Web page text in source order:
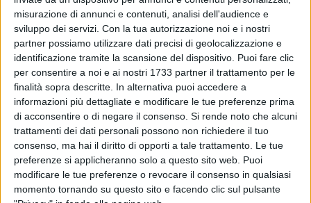
misurazione di annunci e contenuti, analisi dell'audience e
sviluppo dei servizi. Con la tua autorizzazione noi e i nostri
partner possiamo utilizzare dati precisi di geolocalizzazione e
identificazione tramite la scansione del dispositivo. Puoi fare clic
per consentire a noi e ai nostri 1733 partner il trattamento per le
finalità sopra descritte. In alternativa puoi accedere a
informazioni più dettagliate e modificare le tue preferenze prima
di acconsentire o di negare il consenso. Si rende noto che alcuni
trattamenti dei dati personali possono non richiedere il tuo
consenso, ma hai il diritto di opporti a tale trattamento. Le tue
preferenze si applicheranno solo a questo sito web. Puoi
modificare le tue preferenze o revocare il consenso in qualsiasi
momento tornando su questo sito e facendo clic sul pulsante
fisiologico , che spesso è vissuto come tabù e a volte con
poca consapevolezza.
L'incontro informativo tutto al femminile, pensato per
mamme e figlie, è stato introdotto dal dirigente scolastico
professoressaLucia Scarcelliche ha particolarmente
appezzato il lavoro svolto della sezione di Bisceglie della
Fidapa-Bpw, presieduta dalla dottoressaLia Storelli,
evidenziando in particolare la sensibilità e la delicatezza
dell'argomento vista la fascia d'età delle alunne.
L'associazione è coinvolta a livello nazionale nel programma